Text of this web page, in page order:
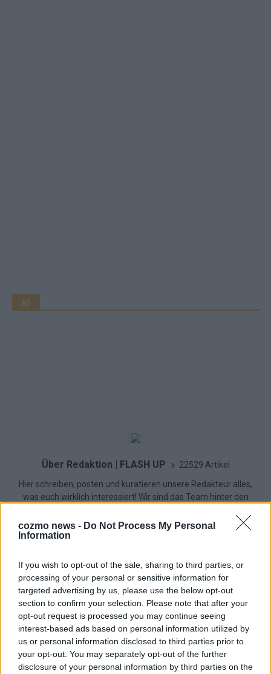
cozmo news - Do Not Process My Personal
Information
If you wish to opt-out of the sale, sharing to third parties, or
processing of your personal or sensitive information for
targeted advertising by us, please use the below opt-out
section to confirm your selection. Please note that after your
opt-out request is processed you may continue seeing
interest-based ads based on personal information utilized by
us or personal information disclosed to third parties prior to
your opt-out. You may separately opt-out of the further
disclosure of your personal information by third parties on the
AD
Über Redaktion | FLASH UP 22529 Artikel
Hier schreiben, posten und kuratieren unsere Redakteur alles,
was euch wirklich interessiert! Wir sind das Team hinter den
brandheiße Nachrichten, coole Tipps, spannende Hintergründe
oder crazy Trends – wir checken alles für euch, filtern das
TOP STORIES
EXTRA